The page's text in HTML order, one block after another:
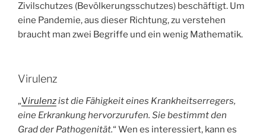
Zivilschutzes (Bevölkerungsschutzes) beschäftigt. Um
eine Pandemie, aus dieser Richtung, zu verstehen
braucht man zwei Begriffe und ein wenig Mathematik.
Virulenz
„Virulenzist die Fähigkeit eines Krankheitserregers,
eine Erkrankung hervorzurufen. Sie bestimmt den
Grad der Pathogenität.“ Wen es interessiert, kann es